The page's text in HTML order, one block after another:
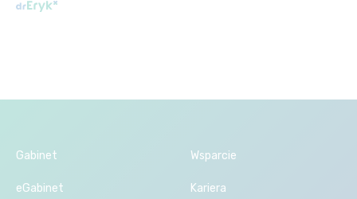
Gabinet
eGabinet
Wsparcie
Kariera